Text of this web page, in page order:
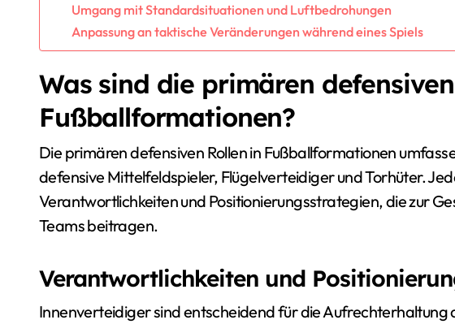
Umgang mit Standardsituationen und Luftbedrohungen
Anpassung an taktische Veränderungen während eines Spiels
Was sind die primären
Fußballformationen?
Die primären defensiven Rollen in Fußballformationen
defensive Mittelfeldspieler, Flügelverteidiger und Torhüter.
Verantwortlichkeiten und Positionierungsstrategien, die zur
Teams beitragen.
Verantwortlichkeiten und
Innenverteidiger sind entscheidend für die Aufrechterhaltung